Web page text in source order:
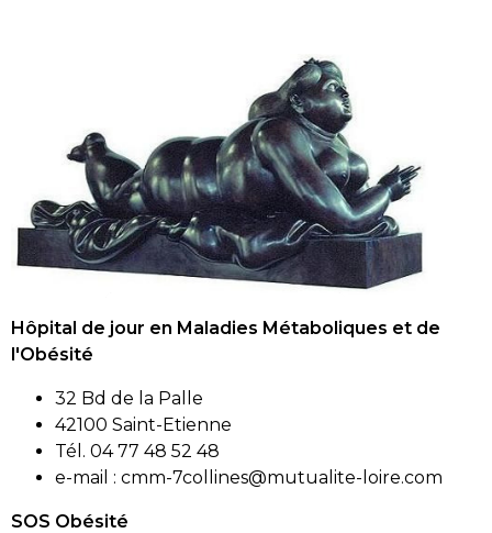
Hôpital de jour en Maladies Métaboliques et de
l'Obésité
32 Bd de la Palle
42100 Saint-Etienne
Tél. 04 77 48 52 48
e-mail : cmm-7collines@mutualite-loire.com
SOS Obésité